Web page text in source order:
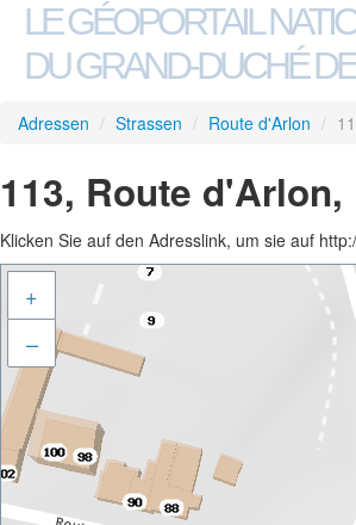
LE GÉOPORTAIL
DU GRAND-DUCHÉ
Adressen / Strassen / Route d'Arlon /
113, Route
Klicken Sie auf den Adresslink, um sie auf
+
–